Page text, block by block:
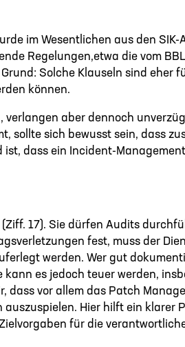
im Wesentlichen aus den SIK-
Regelungen,etwa die vom
Solche Klauseln sind eher
können.
verlangen aber dennoch
sollte sich bewusst sein, dass
dass ein Incident-
17). Sie dürfen Audits
fest, muss der
werden. Wer gut
es jedoch teuer werden,
vor allem das Patch
Hier hilft ein klarer
für die